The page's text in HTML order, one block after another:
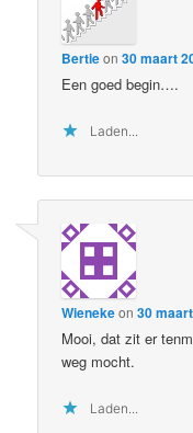
Bertieon30 maart
Een goed begin….
Laden...
Wienekeon30
Mooi, dat zit er
weg mocht.
Laden...